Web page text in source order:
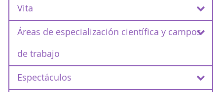
Vita
Estudios de Filología Románica en la universidad
de Estudios Judíos en Heidelberg. Estancias de
Venecia. Beca de doctorado del land Baden-
Áreas de especialización científica y campos
de trabajo
Espectáculos